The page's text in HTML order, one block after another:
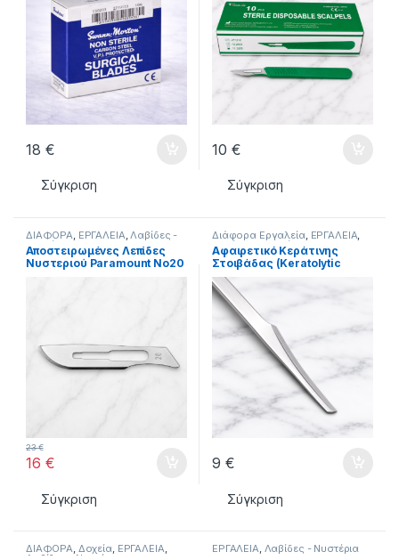
18 €
Σύγκριση
10 €
Σύγκριση
ΔΙΑΦΟΡΑ ΕΡΓΑΛΕΙΑ Λαβίδες -
Νυστέρια
Αποστειρωμένες Λεπίδες
Νυστεριού Paramount Νο20
100 Τεμάχια
16 €
23€
Σύγκριση
Διάφορα Εργαλεία, ΕΡΓΑΛΕΙΑ
Λαβίδες - Νυστέρια
Αφαιρετικό Κεράτινης
Στοιβάδας (Keratolytic
Remover) Podoteck Pro
9 €
Σύγκριση
ΔΙΑΦΟΡΑ, Δοχεία, ΕΡΓΑΛΕΙΑ, ΕΡΓΑΛΕΙΑ, Λαβίδες - Νυστέρια